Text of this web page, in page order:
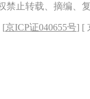
禁止转载、摘编、
[京ICP证040655号] [